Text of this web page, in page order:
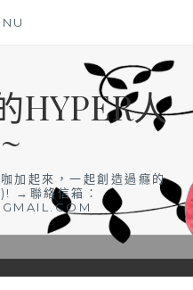
HYPER人
加起來，一起創造過癮的
→聯絡信箱：